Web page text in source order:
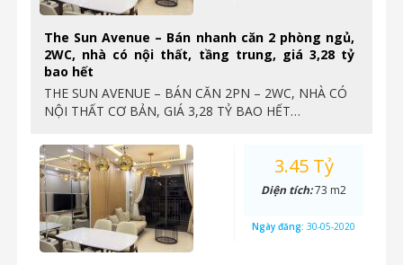
The Sun Avenue – Bán nhanh căn 2 phòng ngủ,
2WC, nhà có nội thất, tầng trung, giá 3,28 tỷ
bao hết
THE SUN AVENUE – BÁN CĂN 2PN – 2WC, NHÀ CÓ
NỘI THẤT CƠ BẢN, GIÁ 3,28 TỶ BAO HẾT…
3.45 Tỷ
Diện tích:73 m2
Ngày đăng: 30-05-2020